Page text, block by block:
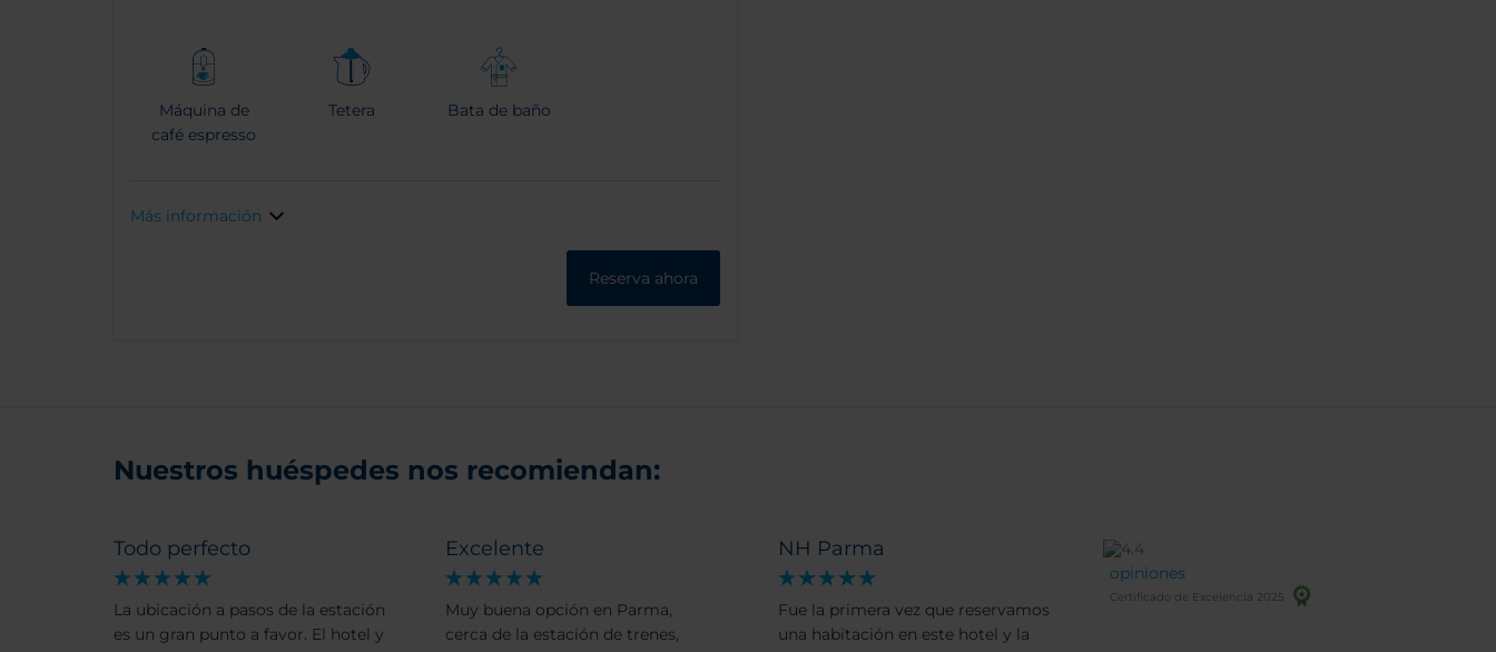
Máquina de
café espresso
Tetera Bata de baño
Más información
Reserva ahora
Nuestros huéspedes nos recomiendan:
Todo perfecto
La ubicación a pasos de la estación
es un gran punto a favor. El hotel y
Excelente
Muy buena opción en Parma,
cerca de la estación de trenes,
NH Parma
Fue la primera vez que reservamos
una habitación en este hotel y la
opiniones
Certificado de Excelencia 2025